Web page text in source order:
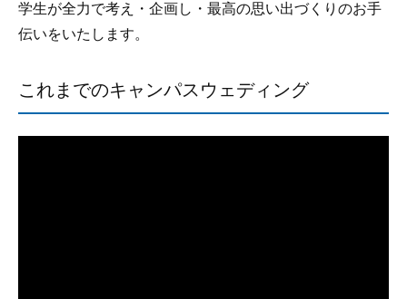
学生が全力で考え・企画し・最高の思い出づくりのお手
伝いをいたします。
これまでのキャンパスウェディング